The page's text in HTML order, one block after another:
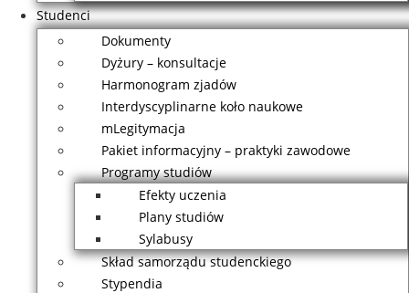
Studenci
Dokumenty
Dyżury – konsultacje
Harmonogram zjadów
Interdyscyplinarne koło naukowe
mLegitymacja
Pakiet informacyjny – praktyki zawodowe
Programy studiów
Efekty uczenia
Plany studiów
Sylabusy
Skład samorządu studenckiego
Stypendia